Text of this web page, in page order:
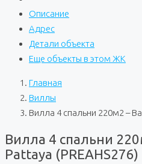
Описание
Адрес
Детали объекта
Еще объекты в этом ЖК
Главная
Виллы
Вилла 4 спальни 220м2 –
Вилла 4 спальни
Pattaya (PREAHS276)